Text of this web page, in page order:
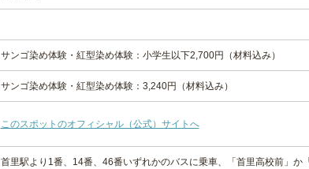
サンゴ染め体験・紅型染め体験：小学生以下2,700円（材料込み）
サンゴ染め体験・紅型染め体験：3,240円（材料込み）
このスポットのオフィシャル（公式）サイトへ
首里駅より1番、14番、46番いずれかのバスに乗車、「首里高校前」か